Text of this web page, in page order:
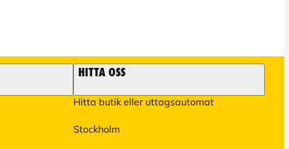
HITTA OSS
Hitta butik eller uttagsautomat
Stockholm